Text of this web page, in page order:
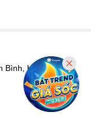
Bình, Hồ Chí Minh